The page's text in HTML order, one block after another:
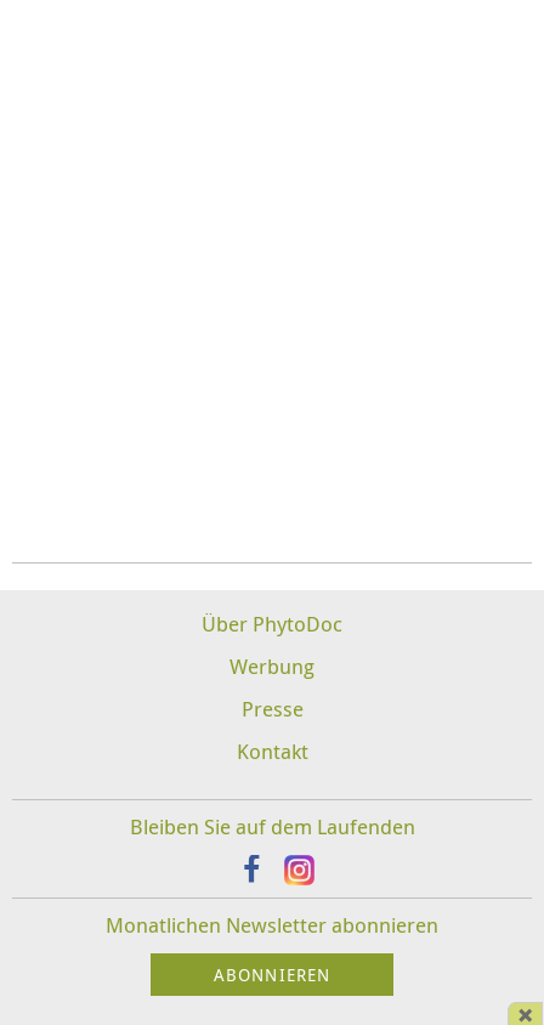
Über PhytoDoc
Werbung
Presse
Kontakt
Bleiben Sie auf dem Laufenden
Monatlichen Newsletter abonnieren